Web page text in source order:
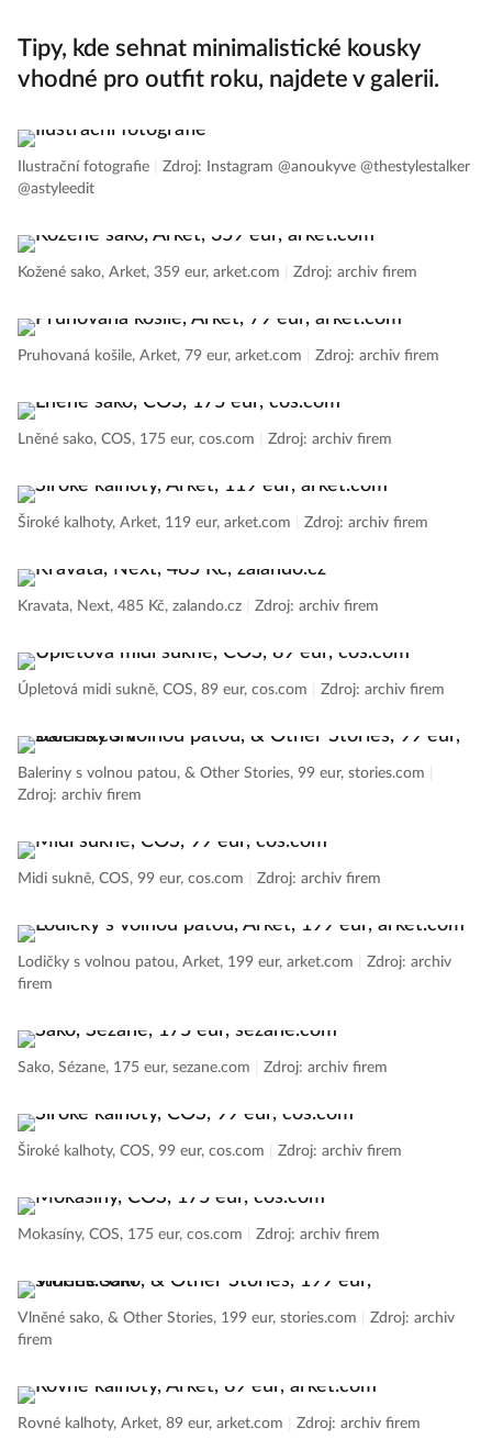
Tipy, kde sehnat minimalistické kousky
vhodné pro outfit roku, najdete v galerii.
Ilustrační fotografie
Zdroj: Instagram @anoukyve @thestylestalker
@astyleedit
Kožené sako, Arket, 359 eur, arket.com Zdroj: archiv firem
Pruhovaná košile, Arket, 79 eur, arket.com Zdroj: archiv firem
Lněné sako, COS, 175 eur, cos.com Zdroj: archiv firem
Široké kalhoty, Arket, 119 eur, arket.com Zdroj: archiv firem
Kravata, Next, 485 Kč, zalando.cz Zdroj: archiv firem
Úpletová midi sukně, COS, 89 eur, cos.com Zdroj: archiv firem
Baleriny s volnou patou, & Other Stories, 99 eur, stories.com
Zdroj: archiv firem
Midi sukně, COS, 99 eur, cos.com Zdroj: archiv firem
Lodičky s volnou patou, Arket, 199 eur, arket.com
Zdroj: archiv
firem
Sako, Sézane, 175 eur, sezane.com Zdroj: archiv firem
Široké kalhoty, COS, 99 eur, cos.com Zdroj: archiv firem
Mokasíny, COS, 175 eur, cos.com Zdroj: archiv firem
Vlněné sako, & Other Stories, 199 eur, stories.com
Zdroj: archiv
firem
Rovné kalhoty, Arket, 89 eur, arket.com Zdroj: archiv firem